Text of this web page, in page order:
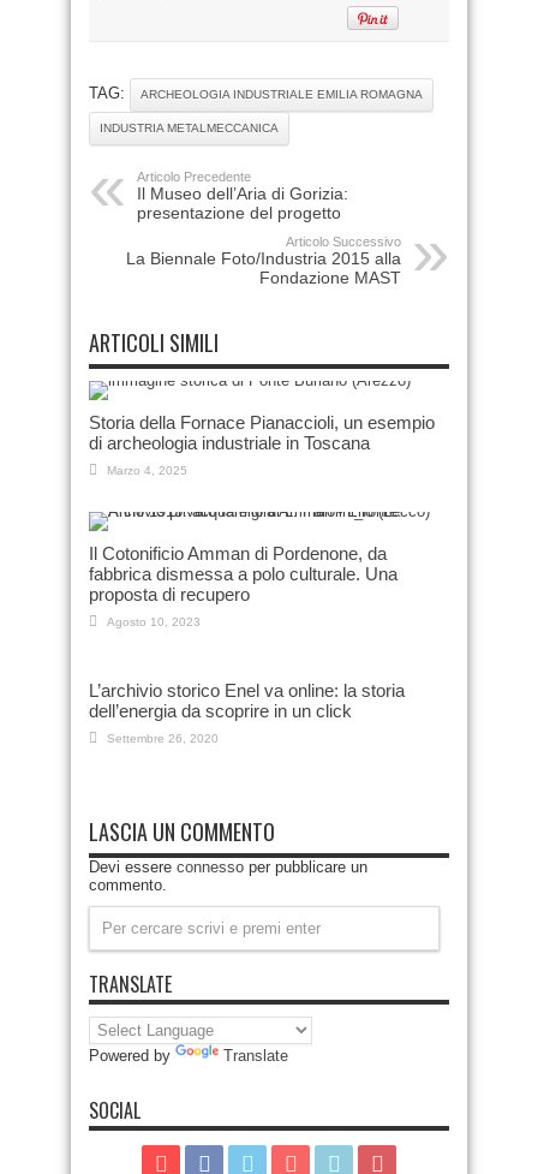
TAG: ARCHEOLOGIA INDUSTRIALE EMILIA ROMAGNA
INDUSTRIA METALMECCANICA
Articolo Precedente
Il Museo dell’Aria di Gorizia:
presentazione del progetto
Articolo Successivo
La Biennale Foto/Industria 2015 alla
Fondazione MAST
ARTICOLI SIMILI
Storia della Fornace Pianaccioli, un esempio
di archeologia industriale in Toscana
Marzo 4, 2025
Il Cotonificio Amman di Pordenone, da
fabbrica dismessa a polo culturale. Una
proposta di recupero
Agosto 10, 2023
L’archivio storico Enel va online: la storia
dell’energia da scoprire in un click
Settembre 26, 2020
LASCIA UN COMMENTO
Devi essere connesso per pubblicare un
commento.
TRANSLATE
Powered by Translate
SOCIAL